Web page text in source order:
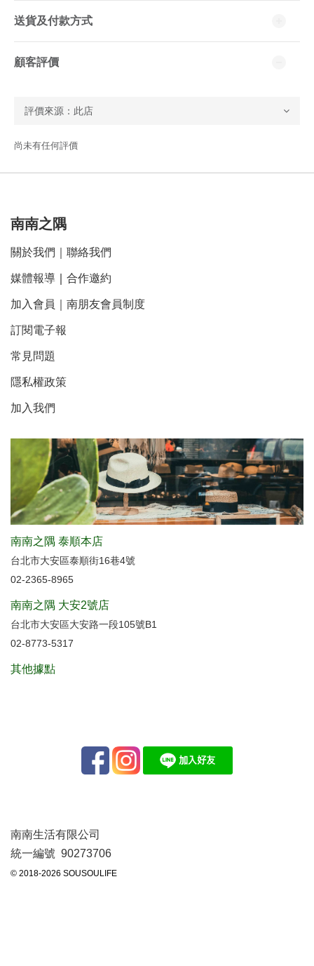
送貨及付款方式
顧客評價
尚未有任何評價
南南之隅
關於我們 聯絡我們
媒體報導 合作邀約
加入會員｜南朋友會員制度
訂閱電子報
常見問題
隱私權政策
加入我們
南南之隅 泰順本店
台北市大安區泰順街16巷4號
02-2365-8965
南南之隅 大安2號店
台北市大安區大安路一段105號B1
02-8773-5317
其他據點
南南生活有限公司
統一編號 90273706
© 2018-2026 SOUSOULIFE